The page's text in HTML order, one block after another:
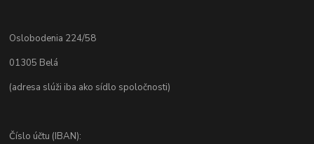
Oslobodenia 224/58
01305 Belá
(adresa slúži iba ako sídlo spoločnosti)
Číslo účtu (IBAN):